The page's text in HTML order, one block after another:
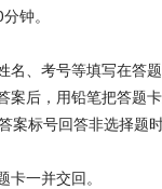
钟。
、考号等填写在答题
后，用铅笔把答题
案标号回答非选择题
一并交回。